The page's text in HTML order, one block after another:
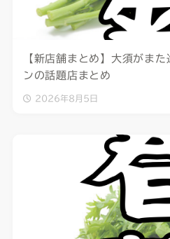
【新店舗まとめ】大須がま
ンの話題店まとめ
2026年8月5日